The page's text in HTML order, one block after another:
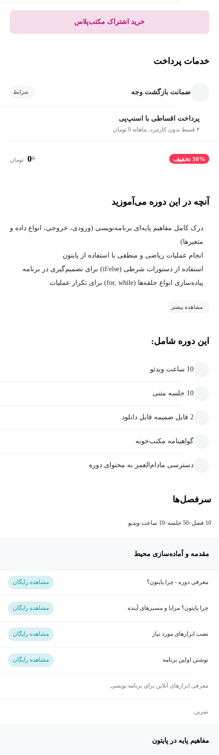
خرید اشتراک مکتب‌پلاس
خدمات پرداخت
ضمانت بازگشت وجه شرایط
پرداخت اقساطی با اسنپ‌پی
۴ قسط بدون کارمزد، ماهانه 0 تومان
30% تخفیف 0
0 تومان
آنچه در این دوره می‌آموزید
درک کامل مفاهیم پایه‌ای برنامه‌نویسی (ورودی، خروجی، انواع داده و
متغیرها)
انجام عملیات ریاضی و منطقی با استفاده از پایتون
استفاده از دستورات شرطی (if/else) برای تصمیم‌گیری در برنامه
پیاده‌سازی انواع حلقه‌ها (for, while) برای تکرار عملیات
مشاهده بیشتر
این دوره شامل:
10 ساعت ویدئو
10 جلسه متنی
2 فایل ضمیمه قابل دانلود
گواهینامه مکتب‌خونه
دسترسی مادام‌العمر به محتوای دوره
سرفصل‌ها
10 فصل 50 جلسه 10 ساعت ویدیو
مقدمه و آماده‌سازی محیط
معرفی دوره - چرا پایتون؟ مشاهده رایگان
چرا پایتون؟ مزایا و مسیرهای آینده مشاهده رایگان
نصب ابزارهای مورد نیاز مشاهده رایگان
نوشتن اولین برنامه مشاهده رایگان
معرفی ابزارهای آنلاین برای برنامه نویسی
تمرین
مفاهیم پایه در پایتون